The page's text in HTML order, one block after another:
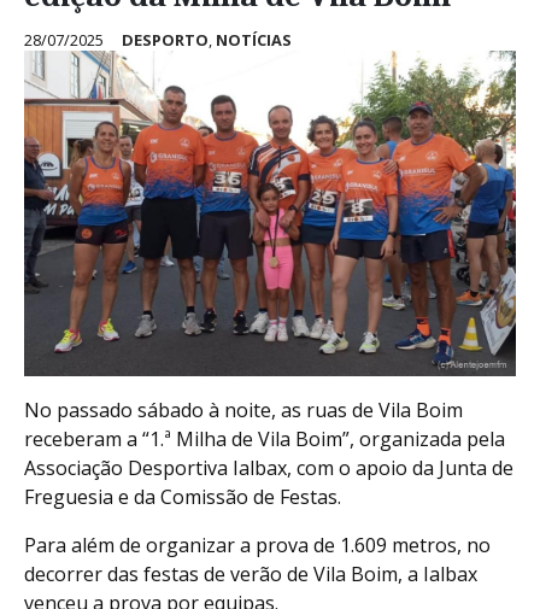
28/07/2025 DESPORTO, NOTÍCIAS
No passado sábado à noite, as ruas de Vila Boim
receberam a “1.ª Milha de Vila Boim”, organizada pela
Associação Desportiva Ialbax, com o apoio da Junta de
Freguesia e da Comissão de Festas.
Para além de organizar a prova de 1.609 metros, no
decorrer das festas de verão de Vila Boim, a Ialbax
venceu a prova por equipas.